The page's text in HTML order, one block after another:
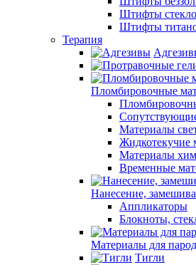
Штифты
Штифты
Терапия
Пломбировочные
Материалы
Жидкотекучие
Материалы
Временные
Нанесение,
Аппликаторы
Блокноты,
Материалы для
Тигли